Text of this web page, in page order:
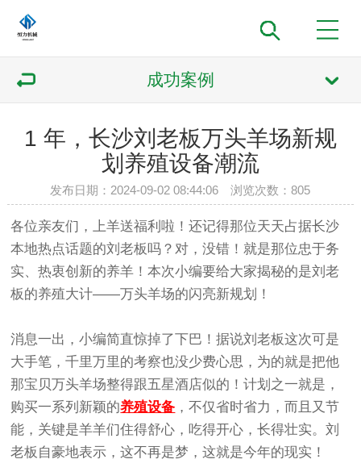
成功案例
1 年，长沙刘老板万头羊场新规
划养殖设备潮流
发布日期：2024-09-02 08:44:06 浏览次数：805
各位亲友们，上羊送福利啦！还记得那位天天占据长沙
本地热点话题的刘老板吗？对，没错！就是那位忠于务
实、热衷创新的养羊！本次小编要给大家揭秘的是刘老
板的养殖大计——万头羊场的闪亮新规划！
消息一出，小编简直惊掉了下巴！据说刘老板这次可是
大手笔，千里万里的考察也没少费心思，为的就是把他
那宝贝万头羊场整得跟五星酒店似的！计划之一就是，
购买一系列新颖的养殖设备 ，不仅省时省力，而且又节
能，关键是羊羊们住得舒心，吃得开心，长得壮实。刘
老板自豪地表示，这不再是梦，这就是今年的现实！